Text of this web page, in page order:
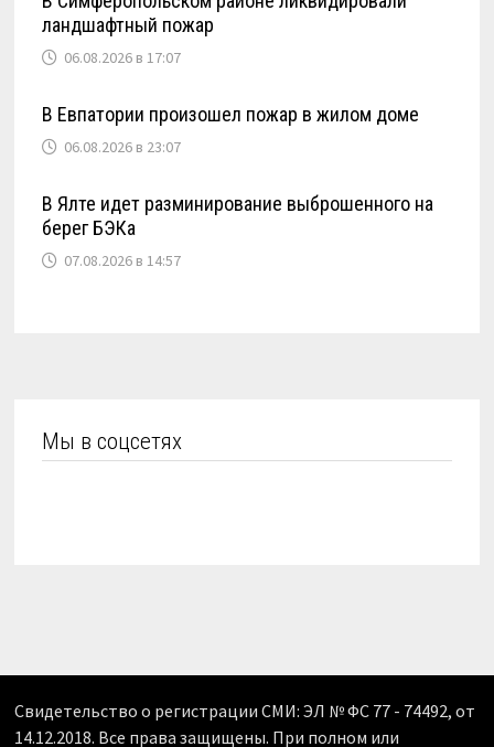
ландшафтный пожар
06.08.2026 в 17:07
В Евпатории произошел пожар в жилом доме
06.08.2026 в 23:07
В Ялте идет разминирование выброшенного на
берег БЭКа
07.08.2026 в 14:57
Мы в соцсетях
Свидетельство о регистрации СМИ: ЭЛ № ФС 77 - 74492, от
14.12.2018. Все права защищены. При полном или